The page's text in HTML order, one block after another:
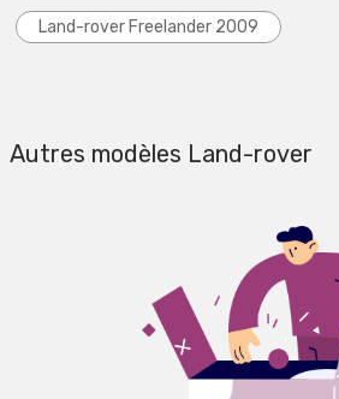
Land-rover Freelander 2009
Autres modèles Land-rover